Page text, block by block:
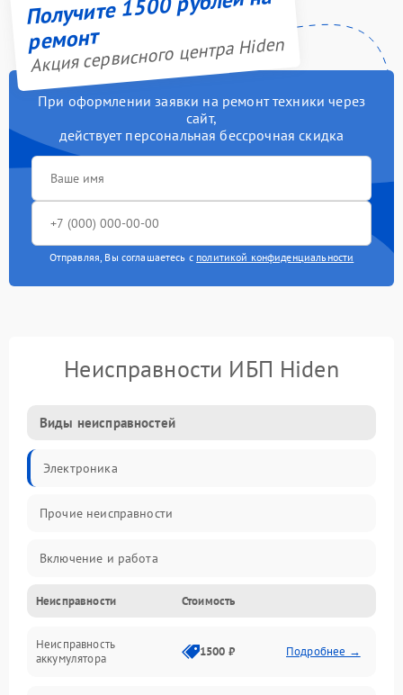
ремонт
Акция сервисного центра Hiden
При оформлении заявки на ремонт техники через
сайт,
действует персональная бессрочная скидка
Отправляя, Вы соглашаетесь с политикой конфиденциальности
Неисправности ИБП Hiden
Виды неисправностей
Электроника
Прочие неисправности
Включение и работа
Работа с нагрузкой
Звук и индикация
Неисправности Стоимость
Неисправность
аккумулятора
1500 ₽ Подробнее →